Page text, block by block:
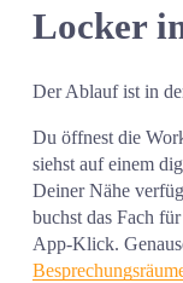
Locker
Der Ablauf ist in
Du öffnest die
siehst auf einem
Deiner Nähe
buchst das Fach
App-Klick.